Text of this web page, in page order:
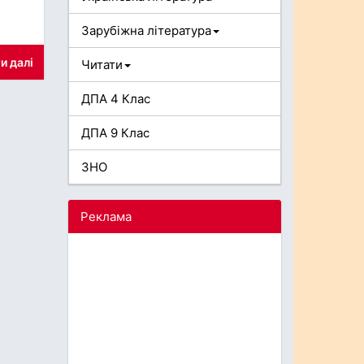
далі
Зарубіжна література
Читати
ДПА 4 Клас
ДПА 9 Клас
ЗНО
Реклама